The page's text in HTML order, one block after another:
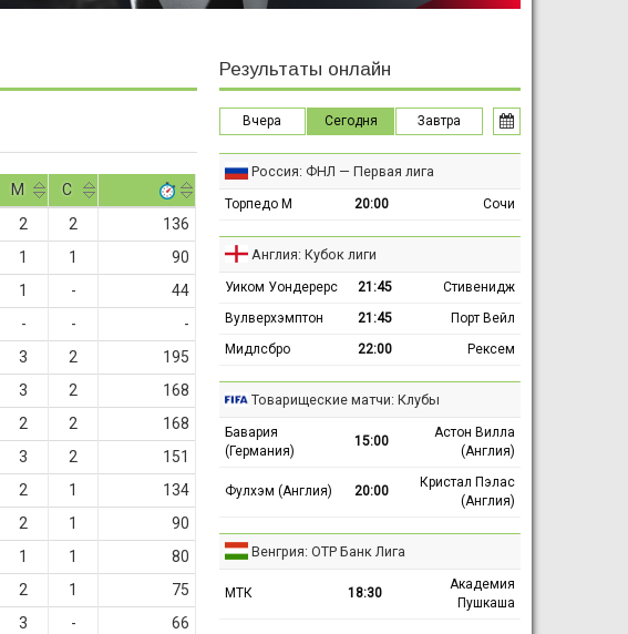
M
С
2 2
136
1 1
90
1 -
44
- -
-
3 2
195
3 2
168
2 2
168
3 2
151
2 1
134
2 1
90
1 1
80
2 1
75
3 -
66
Результаты онлайн
Вчера Сегодня Завтра
Россия: ФНЛ — Первая лига
Торпедо М 20:00 Сочи
Англия: Кубок лиги
Уиком Уондерерс 21:45
Стивенидж
Вулверхэмптон
21:45
Порт Вейл
Мидлсбро
22:00 Рексем
Товарищеские матчи: Клубы
Бавария
(Германия)
15:00
Астон Вилла
(Англия)
Фулхэм (Англия) 20:00
Кристал Пэлас
(Англия)
Венгрия: ОТР Банк Лига
МТК 18:30
Академия
Пушкаша